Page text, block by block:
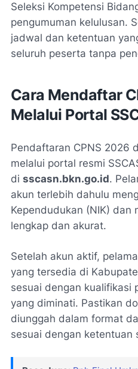
Seleksi Kompetensi
pengumuman kelulusan.
jadwal dan ketentuan
seluruh peserta tanpa
Cara Mendaftar
Melalui Portal
Pendaftaran CPNS 2026
melalui portal resmi
di sscasn.bkn.go.id.
akun terlebih dahulu
Kependudukan (NIK) dan
lengkap dan akurat.
Setelah akun aktif,
yang tersedia di
sesuai dengan kualifikasi
yang diminati. Pastikan
diunggah dalam format
sesuai dengan ketentuan